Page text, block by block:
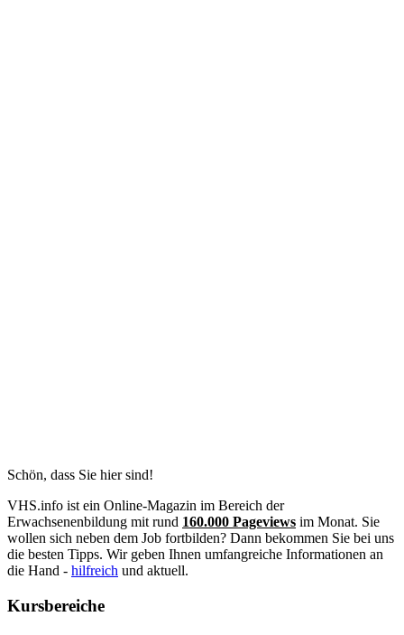
Schön, dass Sie hier sind!
VHS.info ist ein Online-Magazin im Bereich der
Erwachsenenbildung mit rund 160.000 Pageviews im Monat. Sie
wollen sich neben dem Job fortbilden? Dann bekommen Sie bei uns
die besten Tipps. Wir geben Ihnen umfangreiche Informationen an
die Hand - hilfreich und aktuell.
Kursbereiche